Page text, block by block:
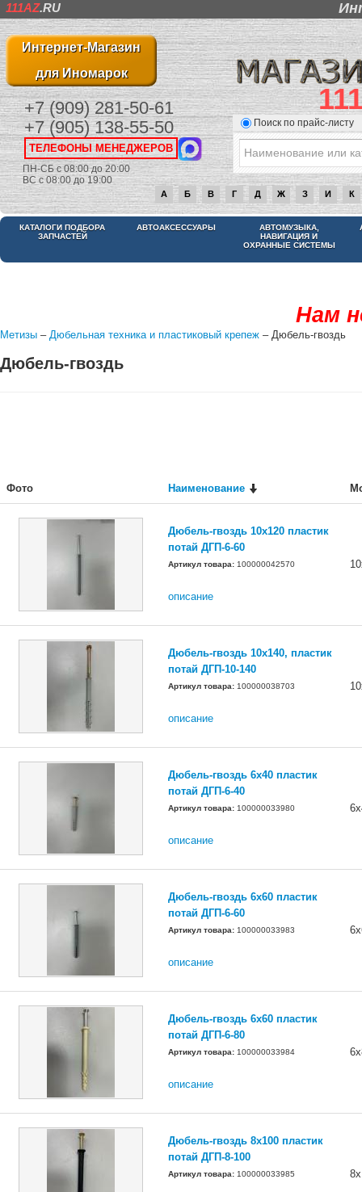
111AZ.RU
Интернет-Магазин
для Иномарок
+7 (909) 281-50-61
+7 (905) 138-55-50
ТЕЛЕФОНЫ МЕНЕДЖЕРОВ
ПН-СБ с 08:00 до 20:00
ВС с 08:00 до 19:00
Поиск по прайс-листу
А Б В Г Д Ж З И К
КАТАЛОГИ ПОДБОРА
ЗАПЧАСТЕЙ
АВТОАКСЕССУАРЫ
АВТОМУЗЫКА,
НАВИГАЦИЯ И
ОХРАННЫЕ СИСТЕМЫ
Нам
Метизы – Дюбельная техника и пластиковый крепеж – Дюбель-гвоздь
Дюбель-гвоздь
Фото Наименование
Дюбель-гвоздь 10x120 пластик
потай ДГП-6-60
Артикул товара: 100000042570
описание
Дюбель-гвоздь 10x140, пластик
потай ДГП-10-140
Артикул товара: 100000038703
описание
Дюбель-гвоздь 6x40 пластик
потай ДГП-6-40
Артикул товара: 100000033980
описание
Дюбель-гвоздь 6x60 пластик
потай ДГП-6-60
Артикул товара: 100000033983
описание
Дюбель-гвоздь 6x60 пластик
потай ДГП-6-80
Артикул товара: 100000033984
описание
Дюбель-гвоздь 8x100 пластик
потай ДГП-8-100
Артикул товара: 100000033985